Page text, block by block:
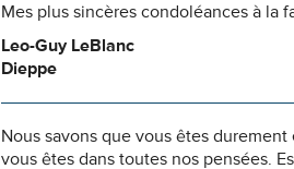
Mes plus sincères condoléances à la
Leo-Guy LeBlanc
Dieppe
Nous savons que vous êtes
vous êtes dans toutes nos pensées.